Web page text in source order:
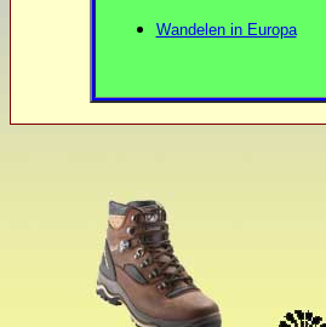
Wandelen in Europa